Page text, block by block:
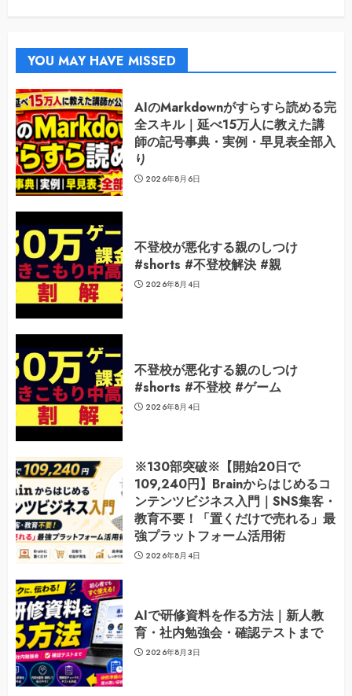
YOU MAY HAVE MISSED
AIのMarkdownがすらすら読める完
全スキル｜延べ15万人に教えた講
師の記号事典・実例・早見表全部入
り
2026年8月6日
不登校が悪化する親のしつけ
#shorts #不登校解決 #親
2026年8月4日
不登校が悪化する親のしつけ
#shorts #不登校 #ゲーム
2026年8月4日
※130部突破※【開始20日で
109,240円】Brainからはじめるコ
ンテンツビジネス入門｜SNS集客・
教育不要！「置くだけで売れる」最
強プラットフォーム活用術
2026年8月4日
AIで研修資料を作る方法｜新人教
育・社内勉強会・確認テストまで
2026年8月3日